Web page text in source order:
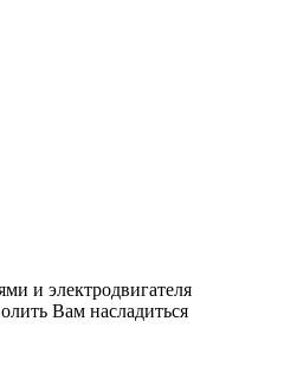
и электродвигателя
Вам насладиться